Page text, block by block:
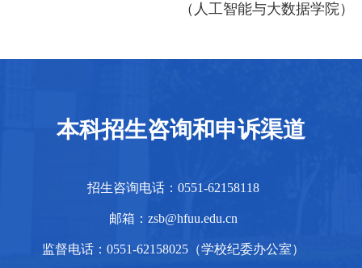
（人工智能与大数据学院）
本科招生咨询和申诉渠道
招生咨询电话：0551-62158118
邮箱：zsb@hfuu.edu.cn
监督电话：0551-62158025（学校纪委办公室）